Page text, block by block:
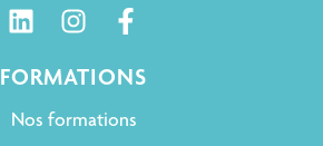
FORMATIONS
Nos formations